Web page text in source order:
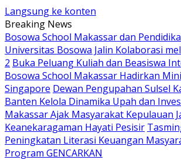
Langsung ke konten
Breaking News
Bosowa School Makassar dan
Universitas Bosowa Jalin Kolaborasi
2 Buka Peluang Kuliah dan Beasiswa
Bosowa School Makassar Hadirkan
Singapore Dewan Pengupahan Sulsel
Banten Kelola Dinamika Upah dan
Makassar Ajak Masyarakat Kepulauan
Keanekaragaman Hayati Pesisir
Peningkatan Literasi Keuangan
Program GENCARKAN